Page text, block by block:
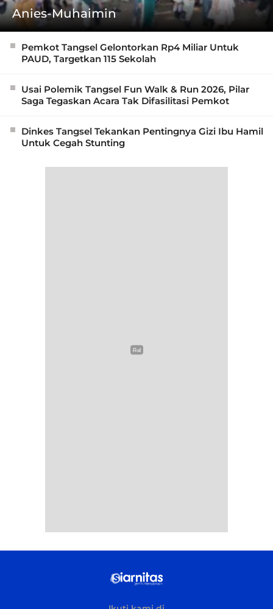
Anies-Muhaimin
Pemkot Tangsel Gelontorkan Rp4 Miliar Untuk
PAUD, Targetkan 115 Sekolah
Usai Polemik Tangsel Fun Walk & Run 2026, Pilar
Saga Tegaskan Acara Tak Difasilitasi Pemkot
Dinkes Tangsel Tekankan Pentingnya Gizi Ibu Hamil
Untuk Cegah Stunting